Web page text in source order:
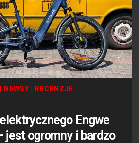
NEWSY
RECENZJE
Engwe
jest ogromny i bardzo